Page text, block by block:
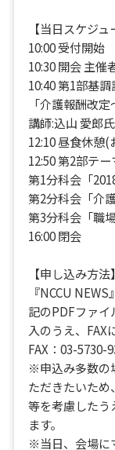
【当日スケジ
10:00 受付開始
10:30 開会 主催
10:40 第1部基
「介護報酬改
講師:込山 愛郎
12:10 昼食休憩
12:50 第2部テ
第1分科会「
第2分科会「介
第3分科会「職
16:00 閉会
【申し込み方法】
『NCCU
記のPDFファ
入のうえ、FAX
FAX：03-5730-
※申込み多数の
ただきたいた
等を考慮したう
ます。
※当日、会場に